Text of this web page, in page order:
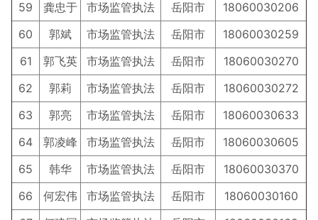
59
龚忠于 市场监管执法 岳阳市
18060030206
60
郭斌 市场监管执法 岳阳市
18060030259
61
郭飞英 市场监管执法 岳阳市
18060030270
62
郭莉 市场监管执法 岳阳市
18060030272
63
郭亮 市场监管执法 岳阳市
18060030633
64
郭凌峰 市场监管执法 岳阳市
18060030605
65
韩华 市场监管执法 岳阳市
18060030370
66
何宏伟 市场监管执法 岳阳市
18060030160